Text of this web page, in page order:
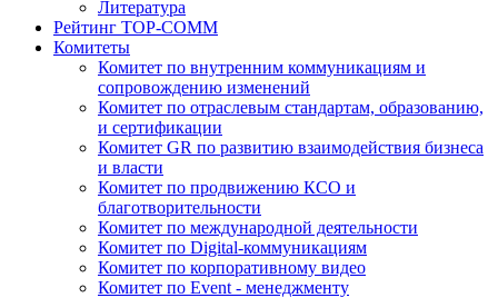
Литература
Рейтинг TOP-COMM
Комитеты
Комитет по внутренним коммуникациям и
сопровождению изменений
Комитет по отраслевым стандартам, образованию,
и сертификации
Комитет GR по развитию взаимодействия бизнеса
и власти
Комитет по продвижению КСО и
благотворительности
Комитет по международной деятельности
Комитет по Digital-коммуникациям
Комитет по корпоративному видео
Комитет по Event - менеджменту